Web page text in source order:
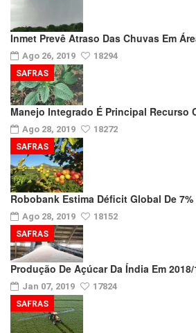
Inmet Prevê Atraso Das Chuvas Em
Ago 26, 2019 18294
Manejo Integrado É Principal Recurso
Ago 28, 2019 18272
SAFRAS
Robobank Estima Déficit Global De
Ago 28, 2019 18152
SAFRAS
Produção De Açúcar Da Índia Em
Jan 07, 2019 17824
SAFRAS
SAFRAS